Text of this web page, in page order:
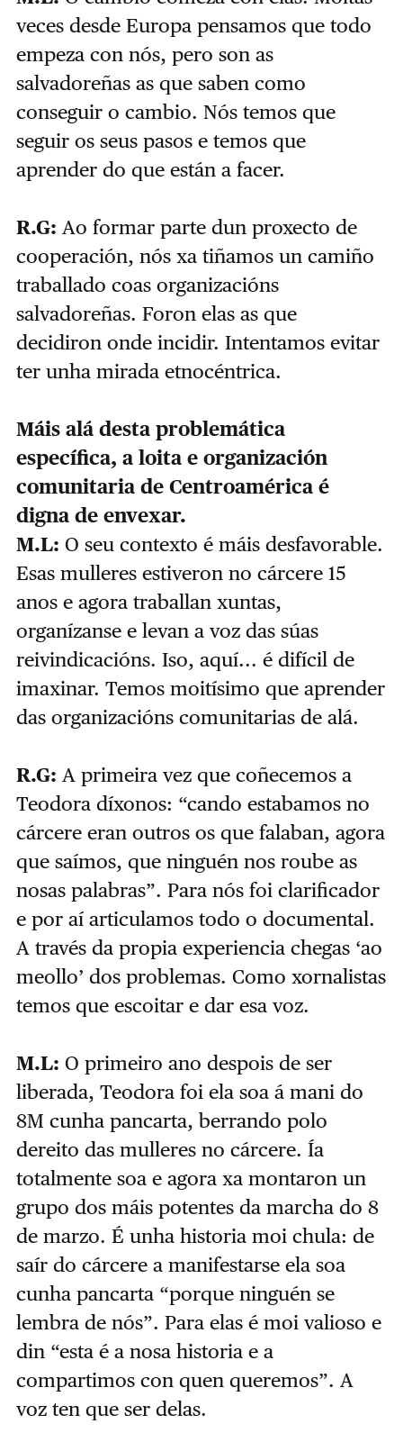
veces desde Europa pensamos que todo
empeza con nós, pero son as
salvadoreñas as que saben como
conseguir o cambio. Nós temos que
seguir os seus pasos e temos que
aprender do que están a facer.
R.G: Ao formar parte dun proxecto de
cooperación, nós xa tiñamos un camiño
traballado coas organizacións
salvadoreñas. Foron elas as que
decidiron onde incidir. Intentamos evitar
ter unha mirada etnocéntrica.
Máis alá desta problemática
específica, a loita e organización
comunitaria de Centroamérica é
digna de envexar.
M.L: O seu contexto é máis desfavorable.
Esas mulleres estiveron no cárcere 15
anos e agora traballan xuntas,
organízanse e levan a voz das súas
reivindicacións. Iso, aquí... é difícil de
imaxinar. Temos moitísimo que aprender
das organizacións comunitarias de alá.
R.G: A primeira vez que coñecemos a
Teodora díxonos: “cando estabamos no
cárcere eran outros os que falaban, agora
que saímos, que ninguén nos roube as
nosas palabras”. Para nós foi clarificador
e por aí articulamos todo o documental.
A través da propia experiencia chegas ‘ao
meollo’ dos problemas. Como xornalistas
temos que escoitar e dar esa voz.
M.L: O primeiro ano despois de ser
liberada, Teodora foi ela soa á mani do
8M cunha pancarta, berrando polo
dereito das mulleres no cárcere. Ía
totalmente soa e agora xa montaron un
grupo dos máis potentes da marcha do 8
de marzo. É unha historia moi chula: de
saír do cárcere a manifestarse ela soa
cunha pancarta “porque ninguén se
lembra de nós”. Para elas é moi valioso e
din “esta é a nosa historia e a
compartimos con quen queremos”. A
voz ten que ser delas.